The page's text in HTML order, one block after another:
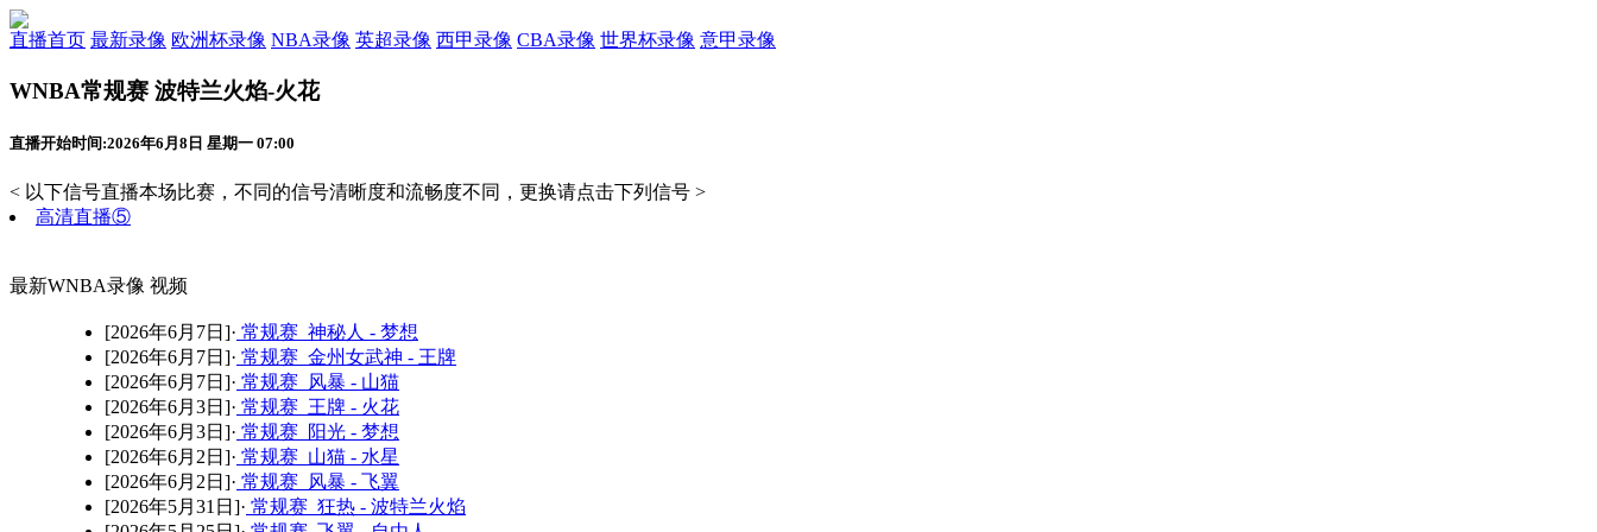
直播首页 最新录像 欧洲杯录像 NBA录像 英超录像 西甲录像 CBA录像 世界杯录像 意甲录像
WNBA常规赛 波特兰火焰-火花
直播开始时间:2026年6月8日 星期一 07:00
< 以下信号直播本场比赛，不同的信号清晰度和流畅度不同，更换请点击下列信号 >
高清直播⑤
最新WNBA录像 视频
[2026年6月7日]· 常规赛 神秘人 - 梦想
[2026年6月7日]· 常规赛 金州女武神 - 王牌
[2026年6月7日]· 常规赛 风暴 - 山猫
[2026年6月3日]· 常规赛 王牌 - 火花
[2026年6月3日]· 常规赛 阳光 - 梦想
[2026年6月2日]· 常规赛 山猫 - 水星
[2026年6月2日]· 常规赛 风暴 - 飞翼
[2026年5月31日]· 常规赛 狂热 - 波特兰火焰